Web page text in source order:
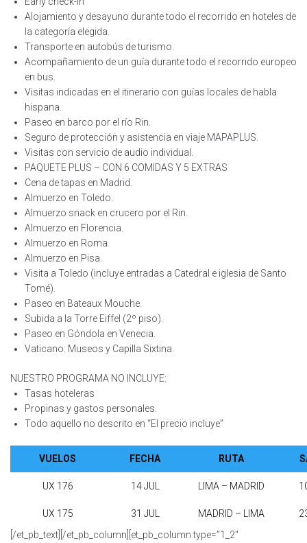
Alojamiento y desayuno durante todo el recorrido en hoteles de
la categoría elegida.
Transporte en autobús de turismo.
Acompañamiento de un guía durante todo el recorrido europeo
en bus.
Visitas indicadas en el itinerario con guías locales de habla
hispana.
Paseo en barco por el río Rin.
Seguro de protección y asistencia en viaje MAPAPLUS.
Visitas con servicio de audio individual.
PAQUETE PLUS – CON 6 COMIDAS Y 5 EXTRAS
Cena de tapas en Madrid.
Almuerzo en Toledo.
Almuerzo snack en crucero por el Rin.
Almuerzo en Florencia.
Almuerzo en Roma.
Almuerzo en Pisa.
Visita a Toledo (incluye entradas a Catedral e iglesia de Santo
Tomé).
Paseo en Bateaux Mouche.
Subida a la Torre Eiffel (2º piso).
Paseo en Góndola en Venecia.
Vaticano: Museos y Capilla Sixtina.
NUESTRO PROGRAMA NO INCLUYE:
Tasas hoteleras
Propinas y gastos personales.
Todo aquello no descrito en “El precio incluye”
VUELOS FECHA RUTA
UX 176 14 JUL LIMA – MADRID
UX 175 31 JUL MADRID – LIMA
[/et_pb_text][/et_pb_column][et_pb_column type=”1_2″